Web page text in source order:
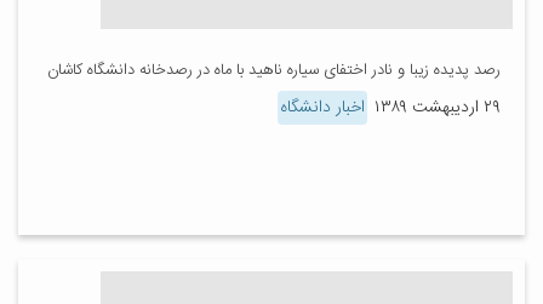
رصد پدیده زیبا و نادر اختفای سیاره ناهید با ماه در رصدخانه دانشگاه کاشان
۲۹ اردیبهشت ۱۳۸۹ اخبار دانشگاه